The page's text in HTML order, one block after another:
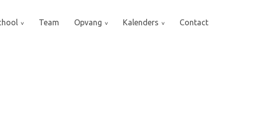
Team Opvang Kalenders Contact